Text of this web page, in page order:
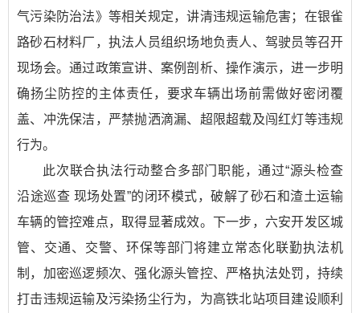
气污染防治法》等相关规定，讲清违规运输危害；在银雀
路砂石材料厂，执法人员组织场地负责人、驾驶员等召开
现场会。通过政策宣讲、案例剖析、操作演示，进一步明
确扬尘防控的主体责任，要求车辆出场前需做好密闭覆
盖、冲洗保洁，严禁抛洒滴漏、超限超载及闯红灯等违规
行为。
此次联合执法行动整合多部门职能，通过“源头检查
沿途巡查 现场处置”的闭环模式，破解了砂石和渣土运输
车辆的管控难点，取得显著成效。下一步，六安开发区城
管、交通、交警、环保等部门将建立常态化联勤执法机
制，加密巡逻频次、强化源头管控、严格执法处罚，持续
打击违规运输及污染扬尘行为，为高铁北站项目建设顺利